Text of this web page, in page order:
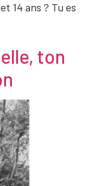
14 ans ? Tu es
ton